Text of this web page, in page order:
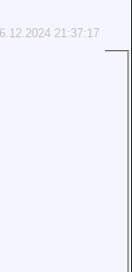
21:37:17